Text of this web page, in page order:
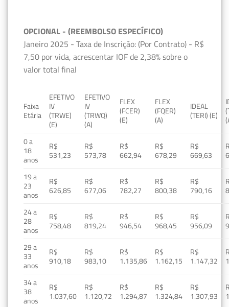
OPCIONAL - (REEMBOLSO ESPECÍFICO)
Janeiro 2025 - Taxa de Inscrição: (Por Contrato) - R$
7,50 por vida, acrescentar IOF de 2,38% sobre o
valor total final
Faixa
Etária
EFETIVO
IV
(TRWE)
(E)
EFETIVO
IV
(TRWQ)
(A)
FLEX
(FCER)
(E)
FLEX
(FQER)
(A)
IDEAL
(TERI) (E)
0 a
18
anos
R$
531,23
R$
573,78
R$
662,94
R$
678,29
R$
669,63
19 a
23
anos
R$
626,85
R$
677,06
R$
782,27
R$
800,38
R$
790,16
24 a
28
anos
R$
758,48
R$
819,24
R$
946,54
R$
968,45
R$
956,09
29 a
33
anos
R$
910,18
R$
983,10
R$
1.135,86
R$
1.162,15
R$
1.147,32
34 a
38
anos
R$
1.037,60
R$
1.120,72
R$
1.294,87
R$
1.324,84
R$
1.307,93